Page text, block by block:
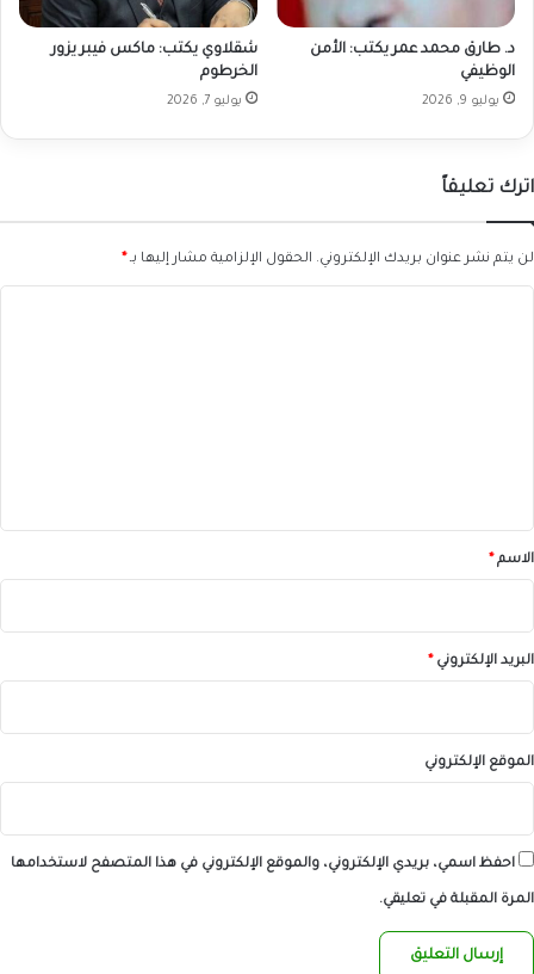
د. طارق محمد عمر يكتب: الأمن
الوظيفي
يوليو 9, 2026
شقلاوي يكتب: ماكس فيبر يزور
الخرطوم
يوليو 7, 2026
اترك تعليقاً
لن يتم نشر عنوان بريدك الإلكتروني. الحقول الإلزامية مشار إليها بـ*
*الاسم*
البريد الإلكتروني*
الموقع الإلكتروني
احفظ اسمي، بريدي الإلكتروني، والموقع الإلكتروني في هذا المتصفح لاستخدامها
المرة المقبلة في تعليقي.